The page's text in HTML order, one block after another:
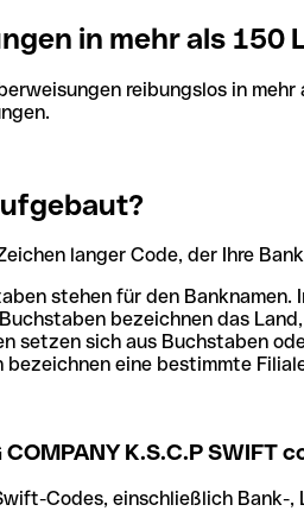
in mehr als 150
reibungslos in
langer Code, der Ihre
stehen für den
bezeichnen das
setzen sich aus Buchstaben
eine bestimmte
K.S.C.P SWIFT
Codes, einschließlich Bank-